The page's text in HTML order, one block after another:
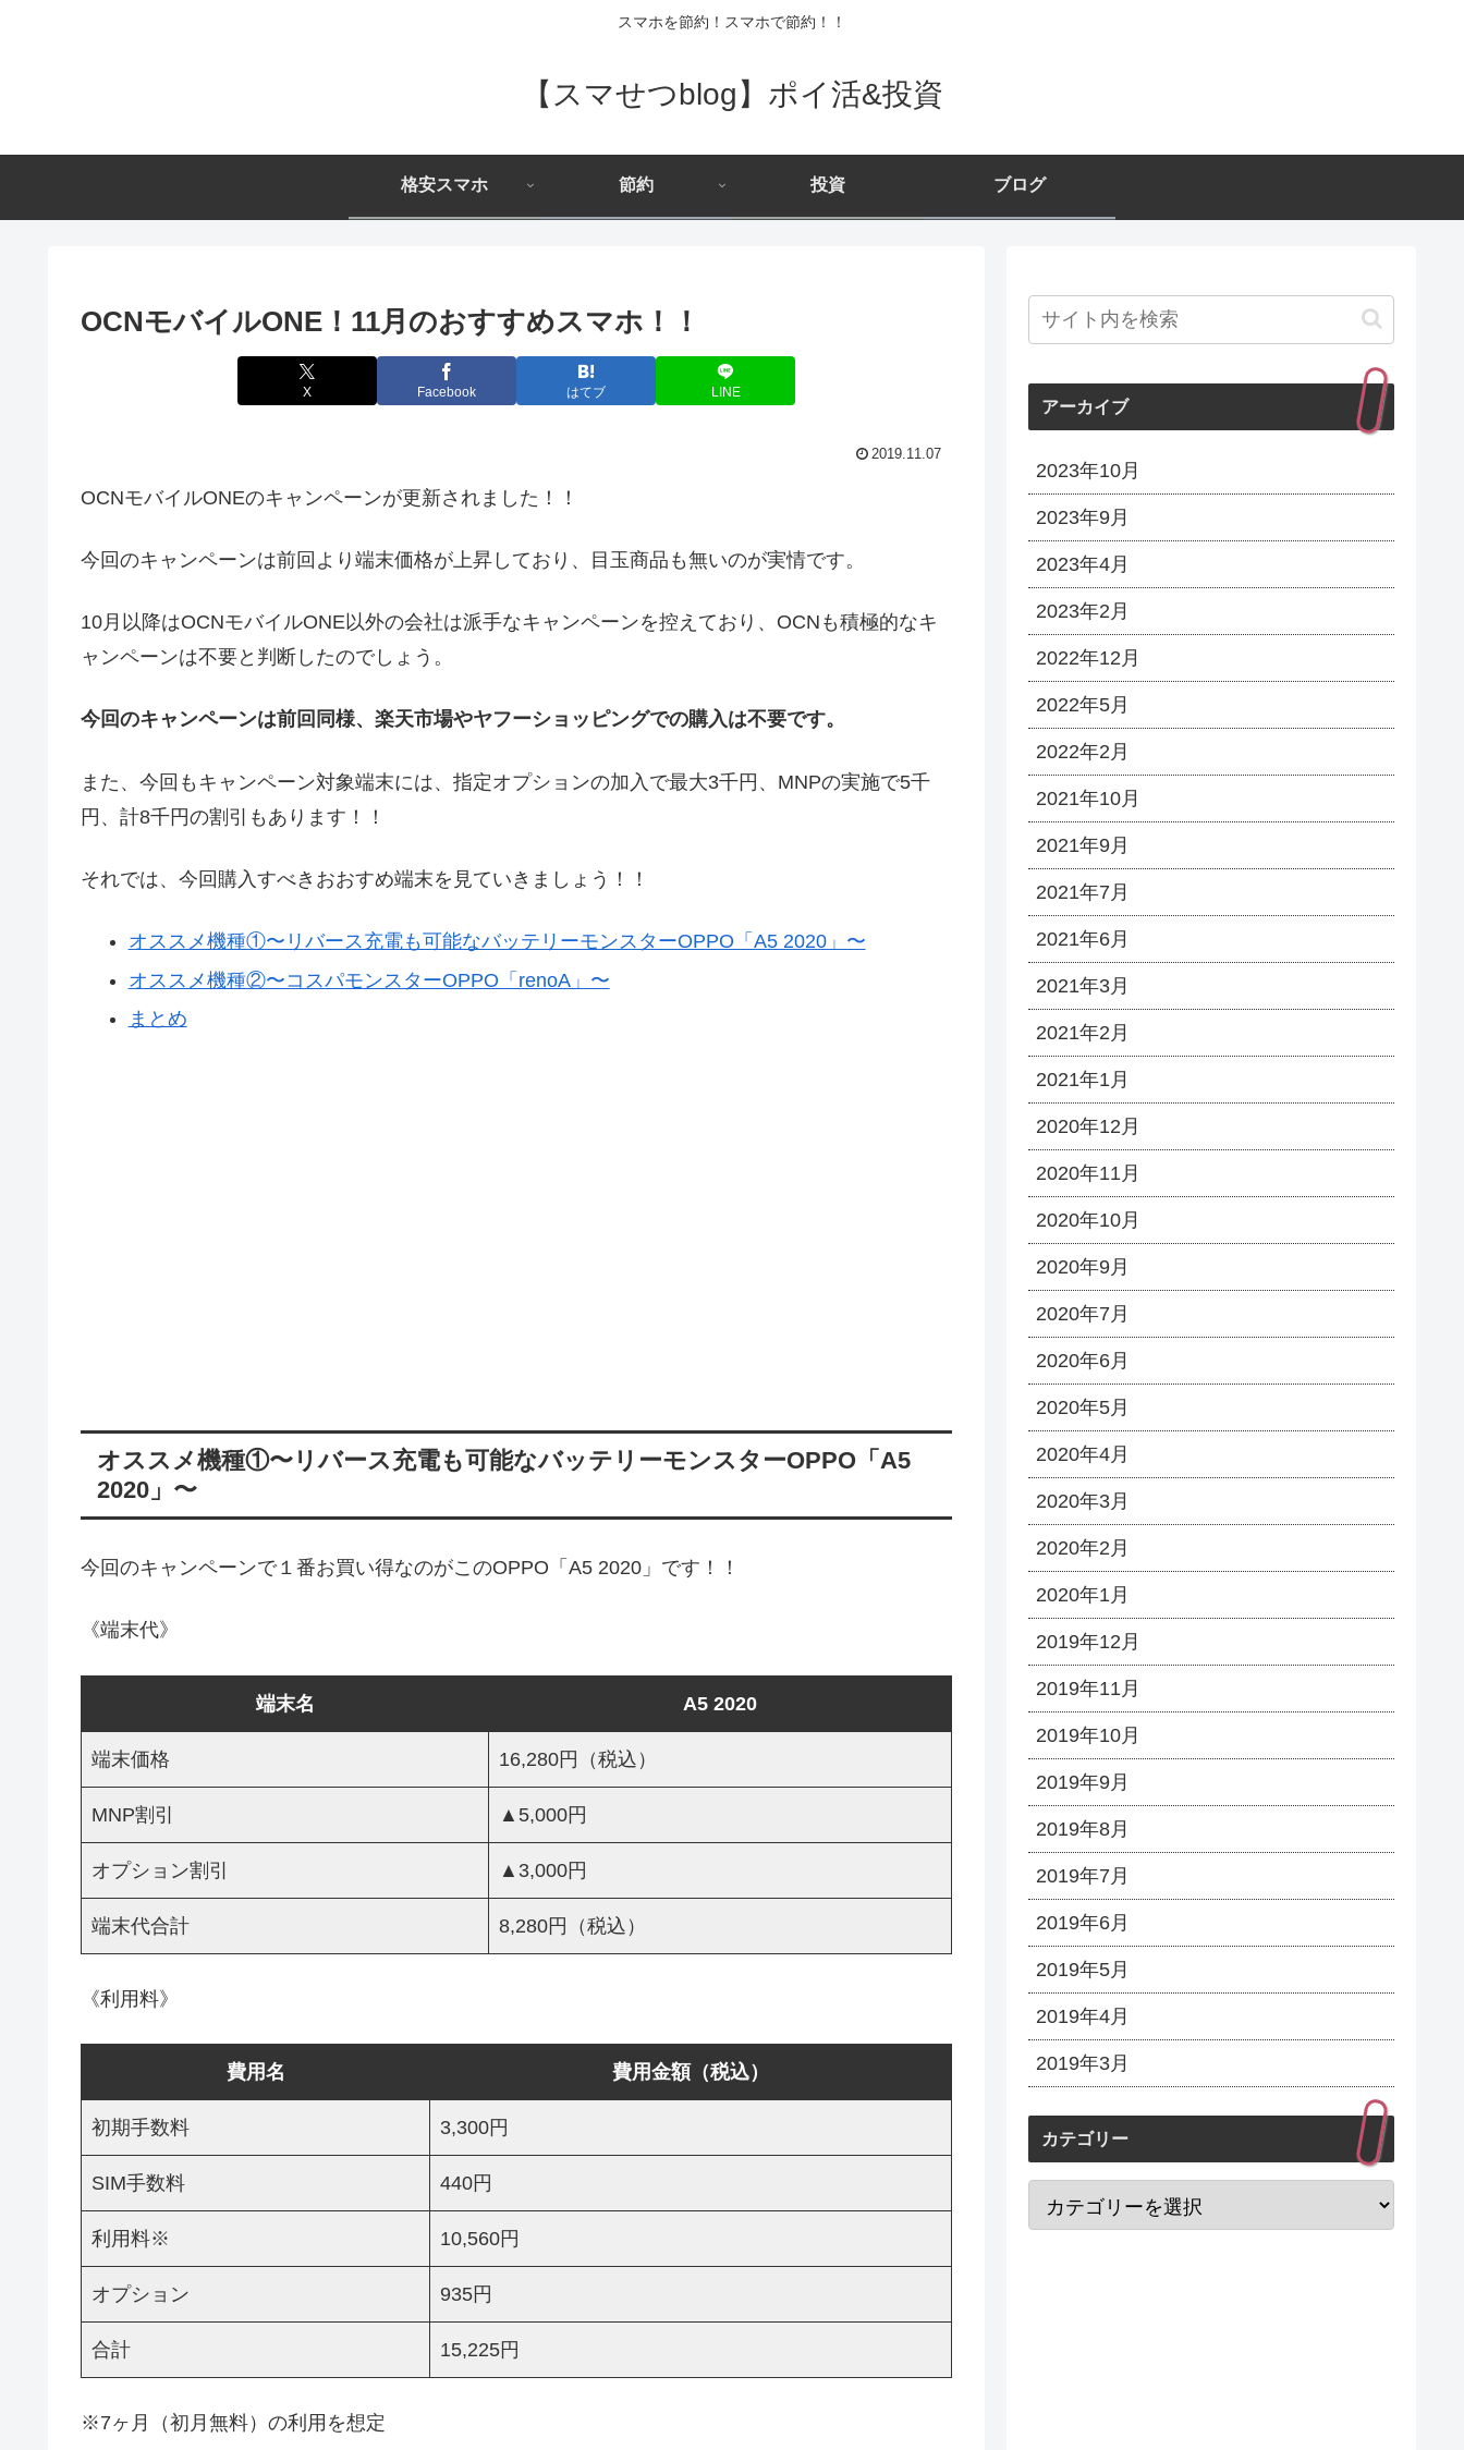
スマホを節約！スマホで節約！！
【スマせつblog】ポイ活&投資
格安スマホ 節約 投資 ブログ
OCNモバイルONE！11月のおすすめスマホ！！
X Facebook はてブ LINE
2019.11.07
OCNモバイルONEのキャンペーンが更新されました！！
今回のキャンペーンは前回より端末価格が上昇しており、目玉商品も無いのが実情です。
10月以降はOCNモバイルONE以外の会社は派手なキャンペーンを控えており、OCNも積極的なキ
ャンペーンは不要と判断したのでしょう。
今回のキャンペーンは前回同様、楽天市場やヤフーショッピングでの購入は不要です。
また、今回もキャンペーン対象端末には、指定オプションの加入で最大3千円、MNPの実施で5千
円、計8千円の割引もあります！！
それでは、今回購入すべきおおすめ端末を見ていきましょう！！
オススメ機種①〜リバース充電も可能なバッテリーモンスターOPPO「A5 2020」〜
オススメ機種②〜コスパモンスターOPPO「renoA」〜
まとめ
オススメ機種①〜リバース充電も可能なバッテリーモンスターOPPO「A5
2020」〜
今回のキャンペーンで１番お買い得なのがこのOPPO「A5 2020」です！！
《端末代》
端末名 A5 2020
端末価格 16,280円（税込）
MNP割引 ▲5,000円
オプション割引 ▲3,000円
端末代合計 8,280円（税込）
《利用料》
費用名 費用金額（税込）
初期手数料 3,300円
SIM手数料 440円
利用料※ 10,560円
オプション 935円
合計 15,225円
※7ヶ月（初月無料）の利用を想定
アーカイブ
2023年10月
2023年9月
2023年4月
2023年2月
2022年12月
2022年5月
2022年2月
2021年10月
2021年9月
2021年7月
2021年6月
2021年3月
2021年2月
2021年1月
2020年12月
2020年11月
2020年10月
2020年9月
2020年7月
2020年6月
2020年5月
2020年4月
2020年3月
2020年2月
2020年1月
2019年12月
2019年11月
2019年10月
2019年9月
2019年8月
2019年7月
2019年6月
2019年5月
2019年4月
2019年3月
カテゴリー